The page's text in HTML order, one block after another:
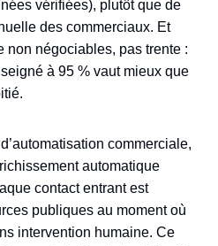
vérifiées), plutôt que de
des commerciaux. Et
non négociables, pas trente :
à 95 % vaut mieux que
commerciale,
automatique
contact entrant est
publiques au moment où
intervention humaine. Ce